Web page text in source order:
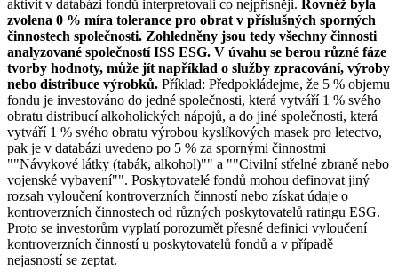
aktivit v databázi fondů interpretovali co nejpřísněji. Rovněž byla
zvolena 0 % míra tolerance pro obrat v příslušných sporných
činnostech společnosti. Zohledněny jsou tedy všechny činnosti
analyzované společností ISS ESG. V úvahu se berou různé fáze
tvorby hodnoty, může jít například o služby zpracování, výroby
nebo distribuce výrobků. Příklad: Předpokládejme, že 5 % objemu
fondu je investováno do jedné společnosti, která vytváří 1 % svého
obratu distribucí alkoholických nápojů, a do jiné společnosti, která
vytváří 1 % svého obratu výrobou kyslíkových masek pro letectvo,
pak je v databázi uvedeno po 5 % za spornými činnostmi
""Návykové látky (tabák, alkohol)"" a ""Civilní střelné zbraně nebo
vojenské vybavení"". Poskytovatelé fondů mohou definovat jiný
rozsah vyloučení kontroverzních činností nebo získat údaje o
kontroverzních činnostech od různých poskytovatelů ratingu ESG.
Proto se investorům vyplatí porozumět přesné definici vyloučení
kontroverzních činností u poskytovatelů fondů a v případě
nejasností se zeptat.